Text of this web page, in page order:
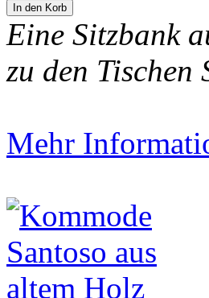
Eine Sitzbank
zu den Tischen
Mehr